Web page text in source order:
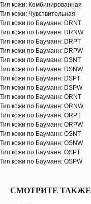
Тип кожи: Комбинированная
Тип кожи: Чувствительная
Тип кожи по Бауманн: DRNT
Тип кожи по Бауманн: DRNW
Тип кожи по Бауманн: DRPT
Тип кожи по Бауманн: DRPW
Тип кожи по Бауманн: DSNT
Тип кожи по Бауманн: DSNW
Тип кожи по Бауманн: DSPT
Тип кожи по Бауманн: DSPW
Тип кожи по Бауманн: ORNT
Тип кожи по Бауманн: ORNW
Тип кожи по Бауманн: ORPT
Тип кожи по Бауманн: ORPW
Тип кожи по Бауманн: OSNT
Тип кожи по Бауманн: OSNW
Тип кожи по Бауманн: OSPT
Тип кожи по Бауманн: OSPW
СМОТРИТЕ ТАКЖЕ